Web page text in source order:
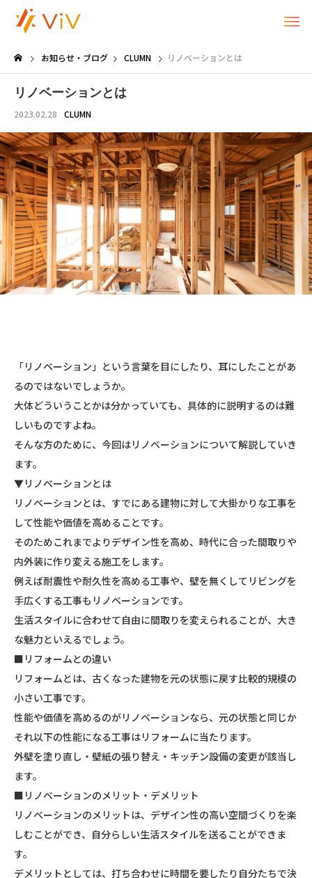
お知らせ・ブログ CLUMN リノベーションとは
リノベーションとは
2023.02.28 CLUMN
「リノベーション」という言葉を目にしたり、耳にしたことがあ
るのではないでしょうか。
大体どういうことかは分かっていても、具体的に説明するのは難
しいものですよね。
そんな方のために、今回はリノベーションについて解説していき
ます。
▼リノベーションとは
リノベーションとは、すでにある建物に対して大掛かりな工事を
して性能や価値を高めることです。
そのためこれまでよりデザイン性を高め、時代に合った間取りや
内外装に作り変える施工をします。
例えば耐震性や耐久性を高める工事や、壁を無くしてリビングを
手広くする工事もリノベーションです。
生活スタイルに合わせて自由に間取りを変えられることが、大き
な魅力といえるでしょう。
■リフォームとの違い
リフォームとは、古くなった建物を元の状態に戻す比較的規模の
小さい工事です。
性能や価値を高めるのがリノベーションなら、元の状態と同じか
それ以下の性能になる工事はリフォームに当たります。
外壁を塗り直し・壁紙の張り替え・キッチン設備の変更が該当し
ます。
■リノベーションのメリット・デメリット
リノベーションのメリットは、デザイン性の高い空間づくりを楽
しむことができ、自分らしい生活スタイルを送ることができま
す。
デメリットとしては、打ち合わせに時間を要したり自分たちで決